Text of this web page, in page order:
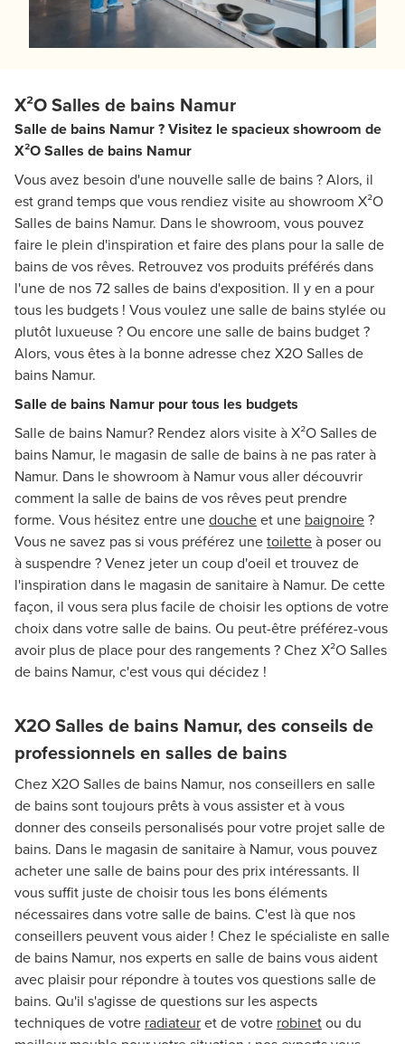
X²O Salles de bains Namur
Salle de bains Namur ? Visitez le spacieux showroom de
X²O Salles de bains Namur
Vous avez besoin d'une nouvelle salle de bains ? Alors, il
est grand temps que vous rendiez visite au showroom X²O
Salles de bains Namur. Dans le showroom, vous pouvez
faire le plein d'inspiration et faire des plans pour la salle de
bains de vos rêves. Retrouvez vos produits préférés dans
l'une de nos 72 salles de bains d'exposition. Il y en a pour
tous les budgets ! Vous voulez une salle de bains stylée ou
plutôt luxueuse ? Ou encore une salle de bains budget ?
Alors, vous êtes à la bonne adresse chez X2O Salles de
bains Namur.
Salle de bains Namur pour tous les budgets
Salle de bains Namur? Rendez alors visite à X²O Salles de
bains Namur, le magasin de salle de bains à ne pas rater à
Namur. Dans le showroom à Namur vous aller découvrir
comment la salle de bains de vos rêves peut prendre
forme. Vous hésitez entre unedoucheet une baignoire?
Vous ne savez pas si vous préférez unetoiletteà poser ou
à suspendre ? Venez jeter un coup d'oeil et trouvez de
l'inspiration dans le magasin de sanitaire à Namur. De cette
façon, il vous sera plus facile de choisir les options de votre
choix dans votre salle de bains. Ou peut-être préférez-vous
avoir plus de place pour des rangements ? Chez X²O Salles
de bains Namur, c'est vous qui décidez !
X2O Salles de bains Namur, des conseils de
professionnels en salles de bains
Chez X2O Salles de bains Namur, nos conseillers en salle
de bains sont toujours prêts à vous assister et à vous
donner des conseils personalisés pour votre projet salle de
bains. Dans le magasin de sanitaire à Namur, vous pouvez
acheter une salle de bains pour des prix intéressants. Il
vous suffit juste de choisir tous les bons éléments
nécessaires dans votre salle de bains. C'est là que nos
conseillers peuvent vous aider ! Chez le spécialiste en salle
de bains Namur, nos experts en salle de bains vous aident
avec plaisir pour répondre à toutes vos questions salle de
bains. Qu'il s'agisse de questions sur les aspects
techniques de votre radiateuret de votre robinetou du